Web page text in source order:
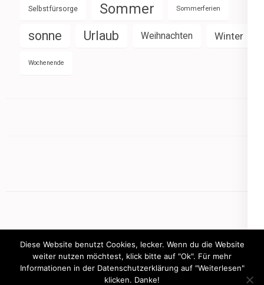
Selbstfürsorge Sommer Sommerferien
sonne Urlaub Weihnachten Winter
Wochenende
mamasbusiness.de
Diese Website benutzt Cookies, lecker. Wenn du die Website
weiter nutzen möchtest, klick bitte auf "Ok". Für mehr
Informationen in der Datenschutzerklärung auf "Weiterlesen"
klicken. Danke!